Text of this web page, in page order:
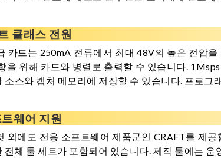
클래스 전원
카드는 250mA 전류에서 최대 48V의 높은 전압
을 위해 카드와 병렬로 출력할 수 있습니다.
스와 캡처 메모리에 저장할 수 있습니다. 프로
웨어 지원
외에도 전용 소프트웨어 제품군인 CRAFT를 제
체 툴 세트가 포함되어 있습니다. 제작 툴에는